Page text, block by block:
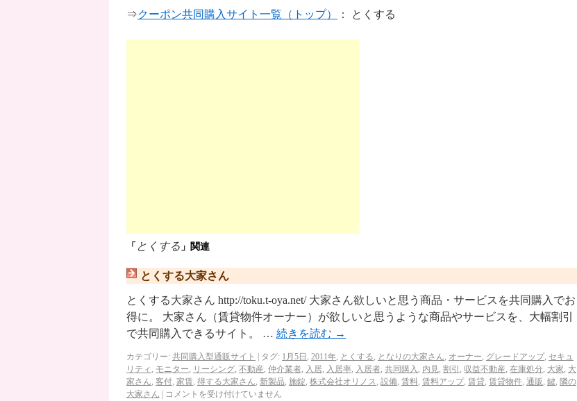
⇒クーポン共同購入サイト一覧（トップ） ： とくする
「 とくする 」関連
とくする大家さん
とくする大家さん http://toku.t-oya.net/ 大家さん欲しいと思う商品・サービスを共同購入でお
得に。 大家さん（賃貸物件オーナー）が欲しいと思うような商品やサービスを、大幅割引
で共同購入できるサイト。 … 続きを読む →
カテゴリー: 共同購入型通販サイト タグ: 1月5日 , 2011年, とくする, となりの大家さん, オーナー, グレードアップ, セキュ
リティ , モニター, リーシング, 不動産, 仲介業者, 入居, 入居率, 入居者, 共同購入 , 内見, 割引 , 収益不動産, 在庫処分, 大家, 大
家さん, 客付, 家賃, 得する大家さん, 新製品, 施錠, 株式会社オリノス, 設備, 賃料, 賃料アップ, 賃貸, 賃貸物件, 通販 , 鍵, 隣の
大家さん
コメントを受け付けていません